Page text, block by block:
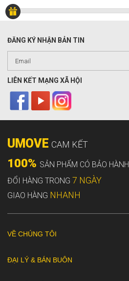
ĐĂNG KÝ NHẬN BẢN TIN
LIÊN KẾT MẠNG XÃ HỘI
UMOVE CAM KẾT
100% SẢN PHẨM CÓ BẢO HÀNH
ĐỔI HÀNG TRONG 7 NGÀY
GIAO HÀNG NHANH
VỀ CHÚNG TÔI
ĐẠI LÝ & BÁN BUÔN